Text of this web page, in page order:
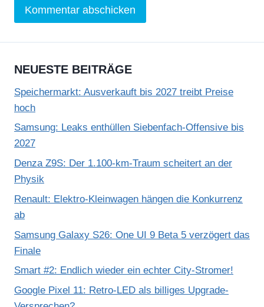
NEUESTE BEITRÄGE
Speichermarkt: Ausverkauft bis 2027 treibt Preise
hoch
Samsung: Leaks enthüllen Siebenfach-Offensive bis
2027
Denza Z9S: Der 1.100-km-Traum scheitert an der
Physik
Renault: Elektro-Kleinwagen hängen die Konkurrenz
ab
Samsung Galaxy S26: One UI 9 Beta 5 verzögert das
Finale
Smart #2: Endlich wieder ein echter City-Stromer!
Google Pixel 11: Retro-LED als billiges Upgrade-